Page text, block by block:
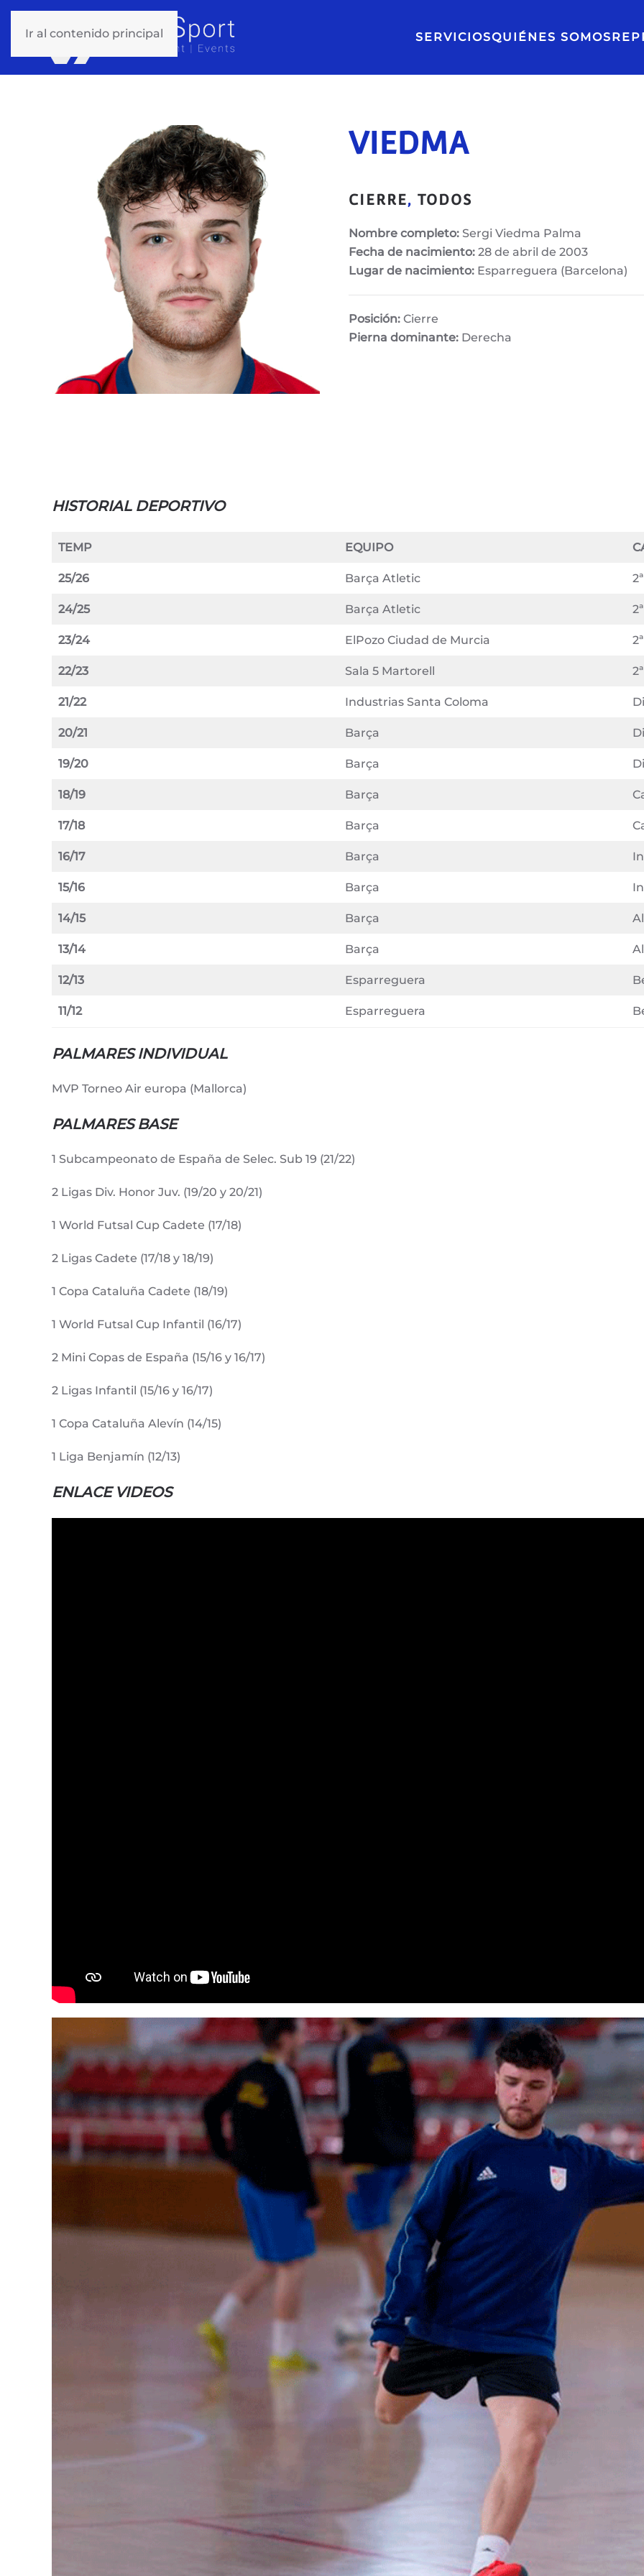
Ir al contenido principal SERVICIOSQUIÉNES SOMOS
VIEDMA
CIERRE,TODOS
Nombre completo:Sergi Viedma Palma
Fecha de nacimiento:28 de abril de 2003
Lugar de nacimiento: Esparreguera (Barcelona)
Posición:Cierre
Pierna dominante: Derecha
HISTORIAL DEPORTIVO
TEMP EQUIPO
25/26 Barça Atletic
24/25 Barça Atletic
23/24 ElPozo Ciudad de Murcia
22/23 Sala 5 Martorell
21/22 Industrias Santa Coloma
20/21 Barça
19/20 Barça
18/19 Barça
17/18 Barça
16/17 Barça
15/16 Barça
14/15 Barça
13/14 Barça
12/13 Esparreguera
11/12 Esparreguera
PALMARES INDIVIDUAL
MVP Torneo Air europa (Mallorca)
PALMARES BASE
1 Subcampeonato de España de Selec. Sub 19 (21/22)
2 Ligas Div. Honor Juv. (19/20 y 20/21)
1 World Futsal Cup Cadete (17/18)
2 Ligas Cadete (17/18 y 18/19)
1 Copa Cataluña Cadete (18/19)
1 World Futsal Cup Infantil (16/17)
2 Mini Copas de España (15/16 y 16/17)
2 Ligas Infantil (15/16 y 16/17)
1 Copa Cataluña Alevín (14/15)
1 Liga Benjamín (12/13)
ENLACE VIDEOS